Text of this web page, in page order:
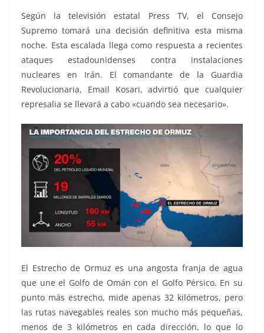
Según la televisión estatal Press TV, el Consejo
Supremo tomará una decisión definitiva esta misma
noche. Esta escalada llega como respuesta a recientes
ataques estadounidenses contra instalaciones
nucleares en Irán. El comandante de la Guardia
Revolucionaria, Email Kosari, advirtió que cualquier
represalia se llevará a cabo «cuando sea necesario».
El Estrecho de Ormuz es una angosta franja de agua
que une el Golfo de Omán con el Golfo Pérsico. En su
punto más estrecho, mide apenas 32 kilómetros, pero
las rutas navegables reales son mucho más pequeñas,
menos de 3 kilómetros en cada dirección, lo que lo